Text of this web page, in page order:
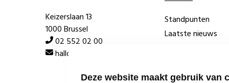
Deze website maakt gebruik van
Keizerslaan 13
1000 Brussel
02 552 02 00
hallo@vooruit.org
Standpunten
Laatste nieuws